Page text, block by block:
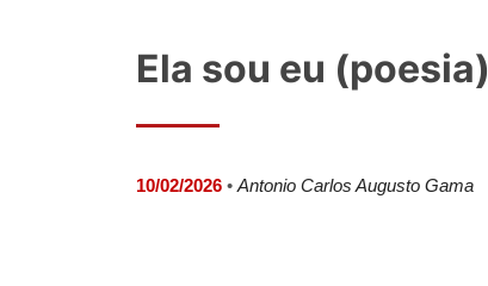
Ela sou eu (poesia)
10/02/2026 • Antonio Carlos Augusto Gama